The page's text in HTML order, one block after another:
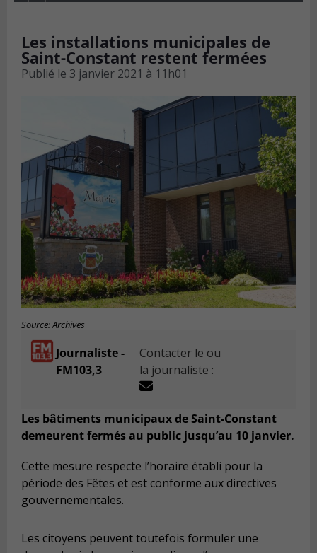
Les installations municipales de
Saint-Constant restent fermées
Publié le 3 janvier 2021 à 11h01
Source: Archives
Journaliste -
FM103,3
Contacter le ou
la journaliste :
Les bâtiments municipaux de Saint-Constant
demeurent fermés au public jusqu’au 10 janvier.
Cette mesure respecte l’horaire établi pour la
période des Fêtes et est conforme aux directives
gouvernementales.
Les citoyens peuvent toutefois formuler une